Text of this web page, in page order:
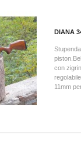
DIANA
con
11mm